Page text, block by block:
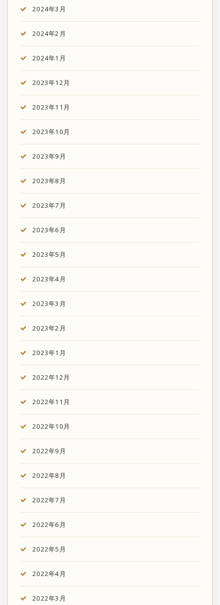
2024年3月
2024年2月
2024年1月
2023年12月
2023年11月
2023年10月
2023年9月
2023年8月
2023年7月
2023年6月
2023年5月
2023年4月
2023年3月
2023年2月
2023年1月
2022年12月
2022年11月
2022年10月
2022年9月
2022年8月
2022年7月
2022年6月
2022年5月
2022年4月
2022年3月